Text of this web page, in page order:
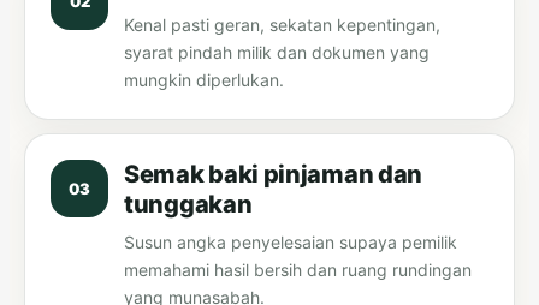
Kenal pasti geran, sekatan kepentingan,
syarat pindah milik dan dokumen yang
mungkin diperlukan.
Semak baki pinjaman dan
tunggakan
Susun angka penyelesaian supaya pemilik
memahami hasil bersih dan ruang rundingan
yang munasabah.